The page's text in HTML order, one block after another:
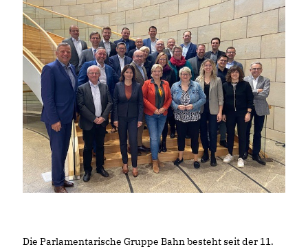
Die Parlamentarische Gruppe Bahn besteht seit der 11.